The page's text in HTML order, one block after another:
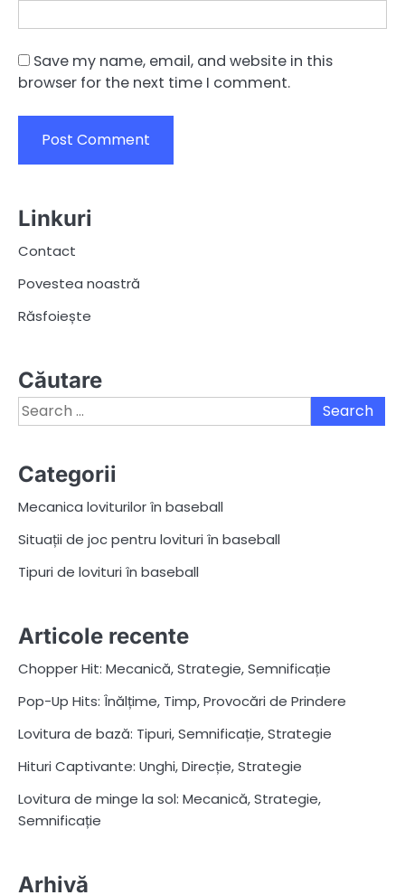
Save my name, email, and website in this
browser for the next time I comment.
Linkuri
Contact
Povestea noastră
Răsfoiește
Căutare
Search
for:
Categorii
Mecanica loviturilor în baseball
Situații de joc pentru lovituri în baseball
Tipuri de lovituri în baseball
Articole recente
Chopper Hit: Mecanică, Strategie, Semnificație
Pop-Up Hits: Înălțime, Timp, Provocări de Prindere
Lovitura de bază: Tipuri, Semnificație, Strategie
Hituri Captivante: Unghi, Direcție, Strategie
Lovitura de minge la sol: Mecanică, Strategie,
Semnificație
Arhivă